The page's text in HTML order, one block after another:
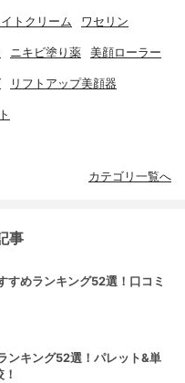
トクリーム ワセリン
ニキビ塗り薬 美顔ローラー
リフトアップ美顔器
カテゴリ一覧へ
事
すめランキング52選！口コミ
ンキング52選！パレット&単